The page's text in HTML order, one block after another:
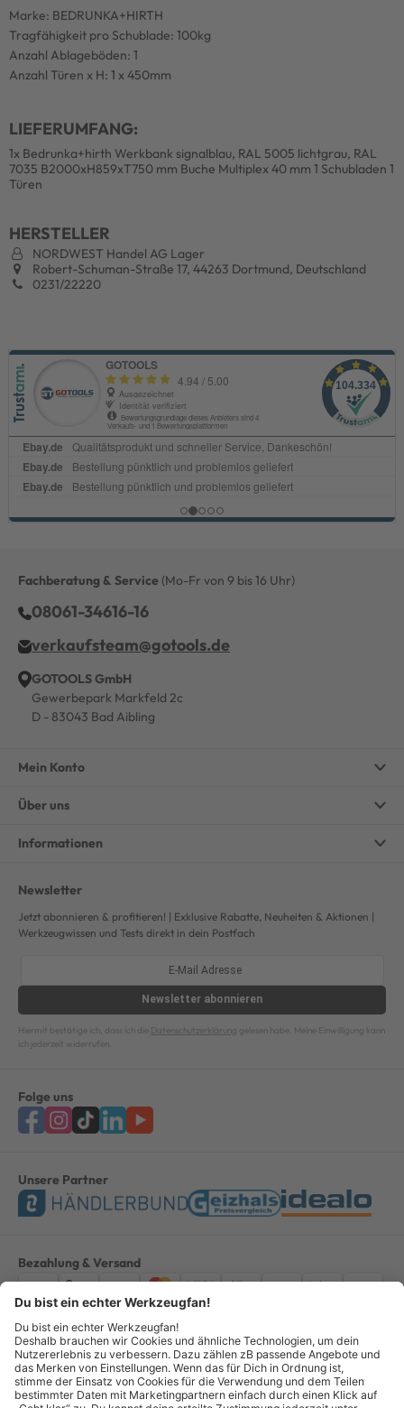
Marke: BEDRUNKA+HIRTH
Tragfähigkeit pro Schublade: 100kg
Anzahl Ablageböden: 1
Anzahl Türen x H: 1 x 450mm
LIEFERUMFANG:
1x Bedrunka+hirth Werkbank signalblau, RAL 5005 lichtgrau, RAL
7035 B2000xH859xT750 mm Buche Multiplex 40 mm 1 Schubladen 1
Türen
HERSTELLER
NORDWEST Handel AG Lager
Robert-Schuman-Straße 17, 44263 Dortmund, Deutschland
0231/22220
Fachberatung & Service (Mo-Fr von 9 bis 16 Uhr)
08061-34616-16
verkaufsteam@gotools.de
GOTOOLS GmbH
Gewerbepark Markfeld 2c
D - 83043 Bad Aibling
Mein Konto
Über uns
Informationen
Newsletter
Jetzt abonnieren & profitieren! | Exklusive Rabatte, Neuheiten & Aktionen |
Werkzeugwissen und Tests direkt in dein Postfach
Newsletter abonnieren
Hiermit bestätige ich, dass ich die Datenschutzerklärung gelesen habe. Meine Einwilligung kann
ich jederzeit widerrufen.
Folge uns
Unsere Partner
Bezahlung & Versand
ImpressumAGBDatenschutzWiderruf Vertrag widerrufen
Alle Preise verstehen sich inkl. ges. MwSt. *Kostenloser Versand innerhalb
Deutschlands, bei Bestellungen ab 100,00 Euro.